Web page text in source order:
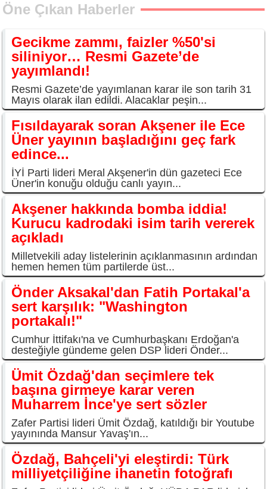
Öne Çıkan Haberler
Gecikme zammı, faizler %50'si
siliniyor… Resmi Gazete’de
yayımlandı!
Resmi Gazete’de yayımlanan karar ile son tarih 31
Mayıs olarak ilan edildi. Alacaklar peşin...
Fısıldayarak soran Akşener ile Ece
Üner yayının başladığını geç fark
edince...
İYİ Parti lideri Meral Akşener'in dün gazeteci Ece
Üner'in konuğu olduğu canlı yayın...
Akşener hakkında bomba iddia!
Kurucu kadrodaki isim tarih vererek
açıkladı
Milletvekili aday listelerinin açıklanmasının ardından
hemen hemen tüm partilerde üst...
Önder Aksakal'dan Fatih Portakal'a
sert karşılık: "Washington
portakalı!"
Cumhur İttifakı'na ve Cumhurbaşkanı Erdoğan'a
desteğiyle gündeme gelen DSP lideri Önder...
Ümit Özdağ'dan seçimlere tek
başına girmeye karar veren
Muharrem İnce'ye sert sözler
Zafer Partisi lideri Ümit Özdağ, katıldığı bir Youtube
yayınında Mansur Yavaş'ın...
Özdağ, Bahçeli'yi eleştirdi: Türk
milliyetçiliğine ihanetin fotoğrafı